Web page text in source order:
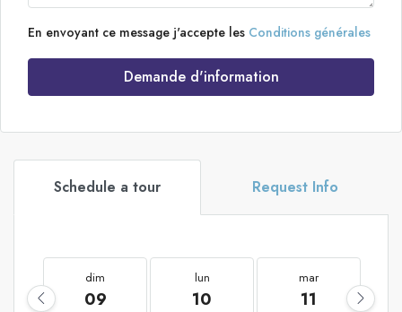
En envoyant ce message j'accepte les Conditions générales
Demande d'information
Schedule a tour Request Info
dim
09
lun
10
mar
11